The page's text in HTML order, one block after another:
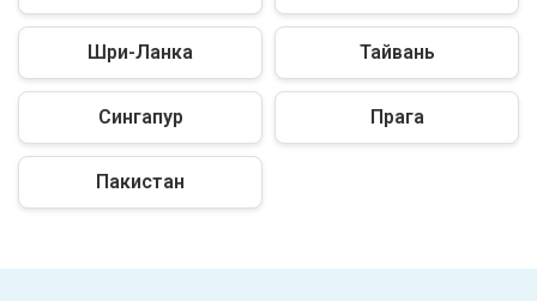
Шри-Ланка Тайвань
Сингапур Прага
Пакистан